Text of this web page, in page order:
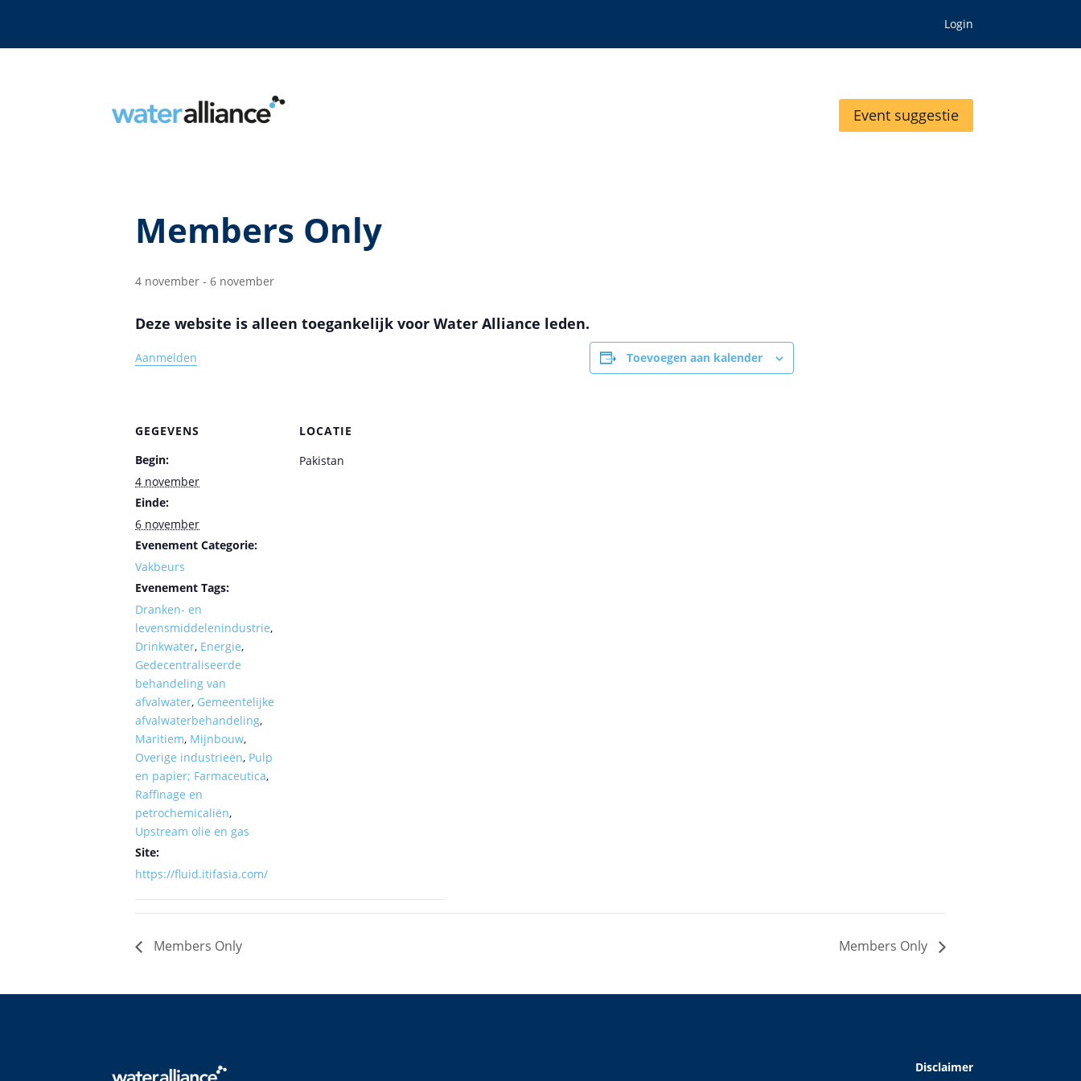
Login
Event suggestie
Members Only
4 november - 6 november
Deze website is alleen toegankelijk voor Water Alliance leden.
Aanmelden Toevoegen aan kalender
GEGEVENS
Begin:
4 november
Einde:
6 november
Evenement Categorie:
Vakbeurs
Evenement Tags:
Dranken- en
levensmiddelenindustrie,
Drinkwater, Energie,
Gedecentraliseerde
behandeling van
afvalwater, Gemeentelijke
afvalwaterbehandeling,
Maritiem, Mijnbouw,
Overige industrieën, Pulp
en papier; Farmaceutica,
Raffinage en
petrochemicaliën,
Upstream olie en gas
Site:
https://fluid.itifasia.com/
LOCATIE
Pakistan
Members Only Members Only
Disclaimer